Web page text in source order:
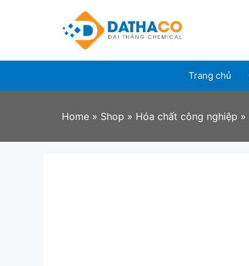
Trang chủ
Home » Shop » Hóa chất công nghiệp »